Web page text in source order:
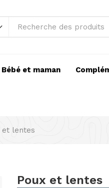
Bébé et maman
et lentes
Poux et lentes